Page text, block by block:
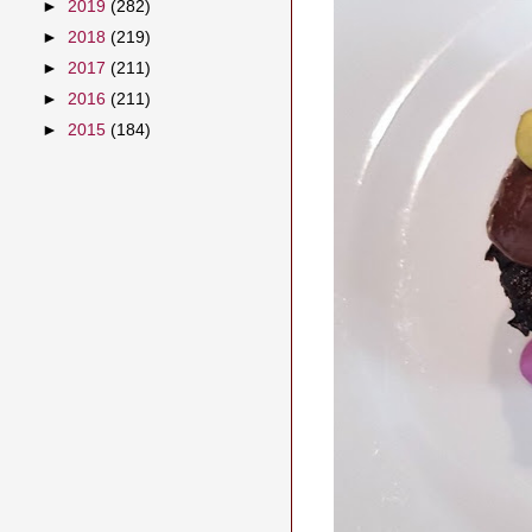
► 2019 (282)
► 2018 (219)
► 2017 (211)
► 2016 (211)
► 2015 (184)